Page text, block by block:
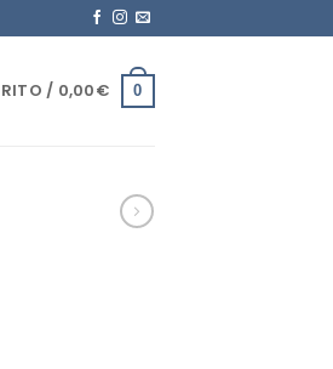
/ 0,00€ 0